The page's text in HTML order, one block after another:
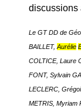
discussions
Le GT DD de
BAILLET,Aurélie
COLTICE, Laure
FONT, Sylvain
LECLERC,
METRIS, Myriam